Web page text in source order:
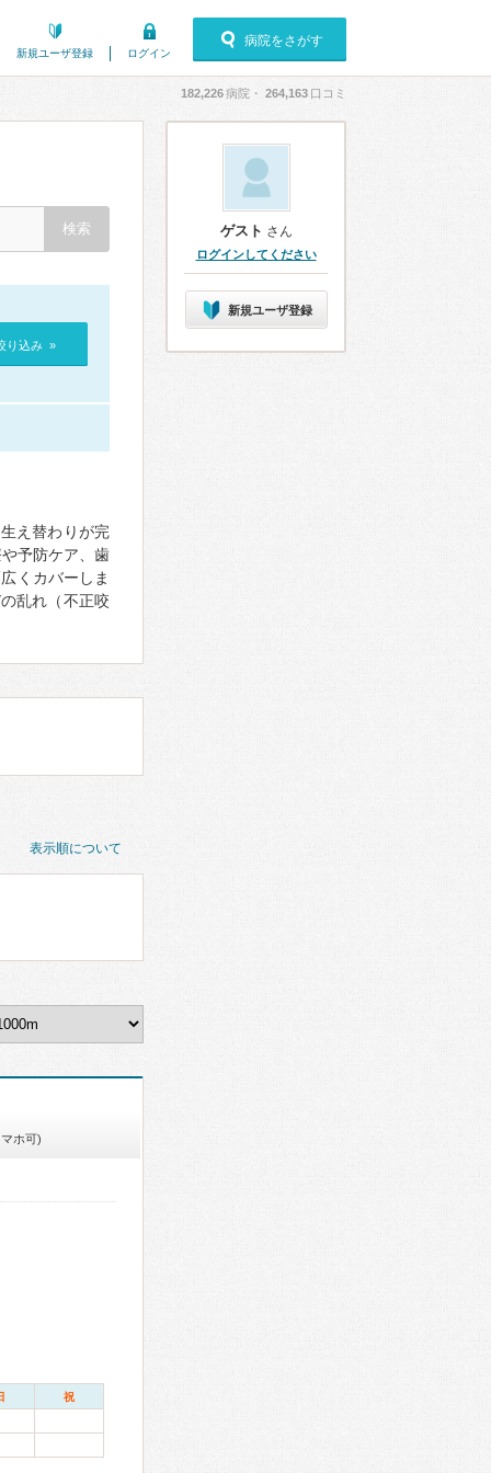
新規ユーザ登録 ログイン
病院をさがす
182,226病院・ 264,163 口コミ
り込み »
え替わりが完
予防ケア、歯
くカバーしま
乱れ（不正咬
表示順について
ホ可)
祝
ゲスト さん
ログインしてください
新規ユーザ登録